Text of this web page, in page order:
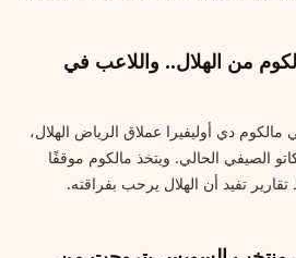
من الهلال.. واللاعب في
مالكوم دي أوليفيرا عملاق الرياض الهلال،
الصيفي الحالي. ويتخذ مالكوم موقفًا
تفيد أن الهلال يرحب بفراقته.